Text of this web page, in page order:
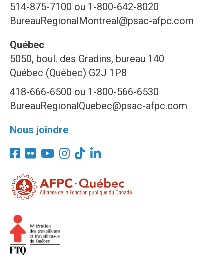
514-875-7100 ou 1-800-642-8020
BureauRegionalMontreal@psac-afpc.com
Québec
5050, boul. des Gradins, bureau 140
Québec (Québec) G2J 1P8
418-666-6500 ou 1-800-566-6530
BureauRegionalQuebec@psac-afpc.com
Nous joindre